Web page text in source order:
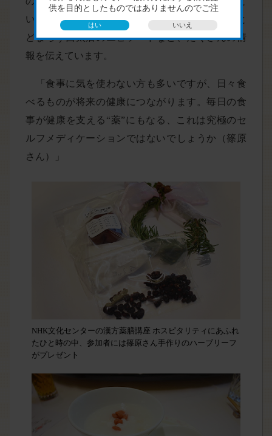
いう篠原さんの想いから、講座では漢方薬膳にと
どまらず西太后のエピソードなど、たくさんの情
報を伝えています。
「食事に気を使わない方も多いですが、日々食
べるものが将来の健康につながります。毎日の食
事が健康を支える“薬”にもなる、これは究極のセ
ルフメディケーションではないでしょうか（篠原
さん）」
NHK文化センターの漢方薬膳講座 ホスピタリティにあふれ
たひと時の中、参加者には篠原さん手作りのハーブリーフ
がプレゼント